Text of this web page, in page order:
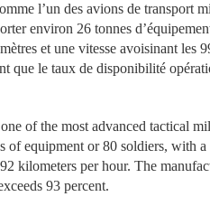
l’un des avions de transport
environ 26 tonnes
et une vitesse avoisinant les
que le taux de disponibilité
of the most advanced tactical
equipment or 80 soldiers, with a
kilometers per hour. The
93 percent.